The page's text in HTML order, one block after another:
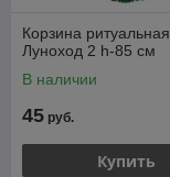
Корзина ритуальная
Луноход 2 h-85 см
В наличии
45 руб.
Купить